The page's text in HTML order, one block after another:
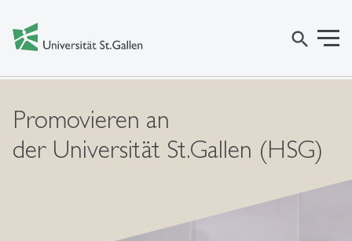
search
Promovieren an
der Universität St.Gallen (HSG)